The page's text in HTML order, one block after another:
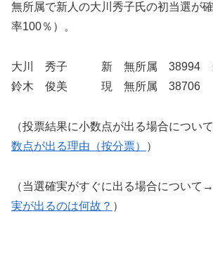
無所属で新人の大川秀子氏の初当選が
率100％）。
大川 秀子 新 無所属 38994
鈴木 俊美 現 無所属 38706
（投票結果に小数点が出る場合につい
数点が出る理由（按分票）
）
（当選確実がすぐに出る場合について→
実が出るのは何故？ ）